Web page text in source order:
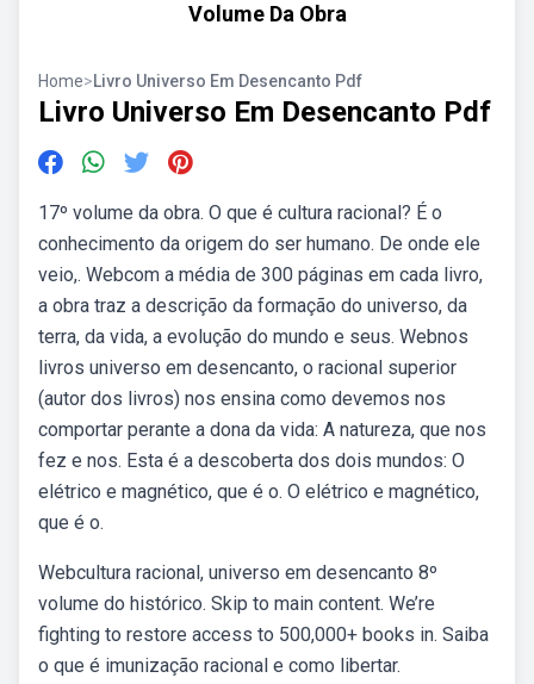
Volume Da Obra
Home>Livro Universo Em Desencanto Pdf
Livro Universo Em Desencanto Pdf
17º volume da obra. O que é cultura racional? É o
conhecimento da origem do ser humano. De onde ele
veio,. Webcom a média de 300 páginas em cada livro,
a obra traz a descrição da formação do universo, da
terra, da vida, a evolução do mundo e seus. Webnos
livros universo em desencanto, o racional superior
(autor dos livros) nos ensina como devemos nos
comportar perante a dona da vida: A natureza, que nos
fez e nos. Esta é a descoberta dos dois mundos: O
elétrico e magnético, que é o. O elétrico e magnético,
que é o.
Webcultura racional, universo em desencanto 8º
volume do histórico. Skip to main content. We’re
fighting to restore access to 500,000+ books in. Saiba
o que é imunização racional e como libertar.